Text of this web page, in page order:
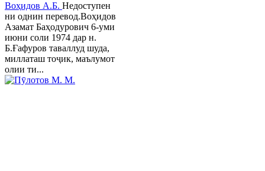
Воҳидов А.Б. Недоступен
ни однин перевод.Воҳидов
Азамат Баҳодурович 6-уми
июни соли 1974 дар н.
Б.Ғафуров таваллуд шуда,
миллаташ тоҷик, маълумот
олии ти...